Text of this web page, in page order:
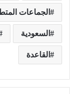
الجماعات
السعودية
القاعدة